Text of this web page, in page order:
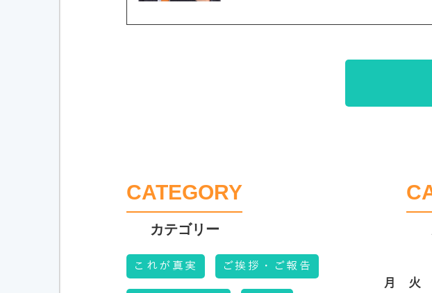
CATEGORY
これが真実 ご挨拶・ご報告
月
火